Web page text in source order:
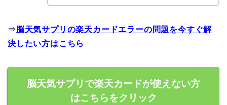
⇒脳天気サプリの楽天カードエラーの問題を今すぐ解
決したい方はこちら
脳天気サプリで楽天カードが使えない方
はこちらをクリック